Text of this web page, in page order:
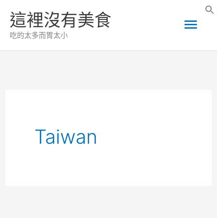
這裡沒有美食
吃的太多而胃太小
主
要
Taiwan